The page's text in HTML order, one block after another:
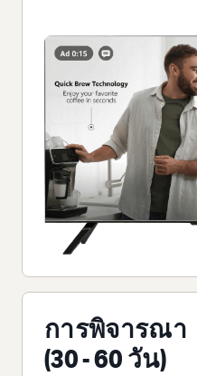
การพิจารณา
(30 - 60 วัน)